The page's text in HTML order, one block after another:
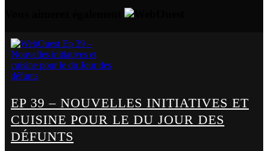
EP 39 – NOUVELLES INITIATIVES ET
CUISINE POUR LE DU JOUR DES
DÉFUNTS